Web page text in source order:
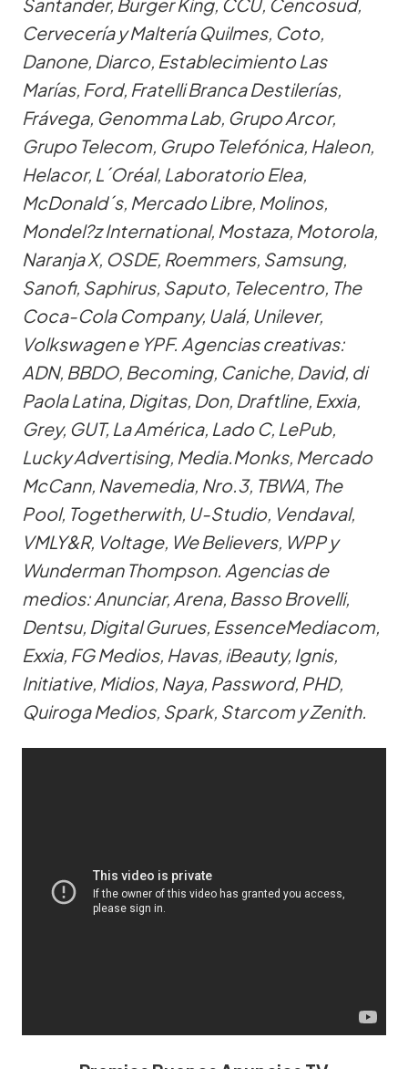
Cervecería y Maltería Quilmes, Coto,
Danone, Diarco, Establecimiento Las
Marías, Ford, Fratelli Branca Destilerías,
Frávega, Genomma Lab, Grupo Arcor,
Grupo Telecom, Grupo Telefónica, Haleon,
Helacor, L´Oréal, Laboratorio Elea,
McDonald´s, Mercado Libre, Molinos,
Mondel?z International, Mostaza, Motorola,
Naranja X, OSDE, Roemmers, Samsung,
Sanofi, Saphirus, Saputo, Telecentro, The
Coca-Cola Company, Ualá, Unilever,
Volkswagen e YPF. Agencias creativas:
ADN, BBDO, Becoming, Caniche, David, di
Paola Latina, Digitas, Don, Draftline, Exxia,
Grey, GUT, La América, Lado C, LePub,
Lucky Advertising, Media.Monks, Mercado
McCann, Navemedia, Nro.3, TBWA, The
Pool, Togetherwith, U-Studio, Vendaval,
VMLY&R, Voltage, We Believers, WPP y
Wunderman Thompson. Agencias de
medios: Anunciar, Arena, Basso Brovelli,
Dentsu, Digital Gurues, EssenceMediacom,
Exxia, FG Medios, Havas, iBeauty, Ignis,
Initiative, Midios, Naya, Password, PHD,
Quiroga Medios, Spark, Starcom y Zenith.